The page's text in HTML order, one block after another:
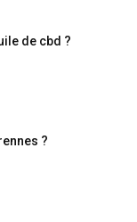
de cbd ?
?